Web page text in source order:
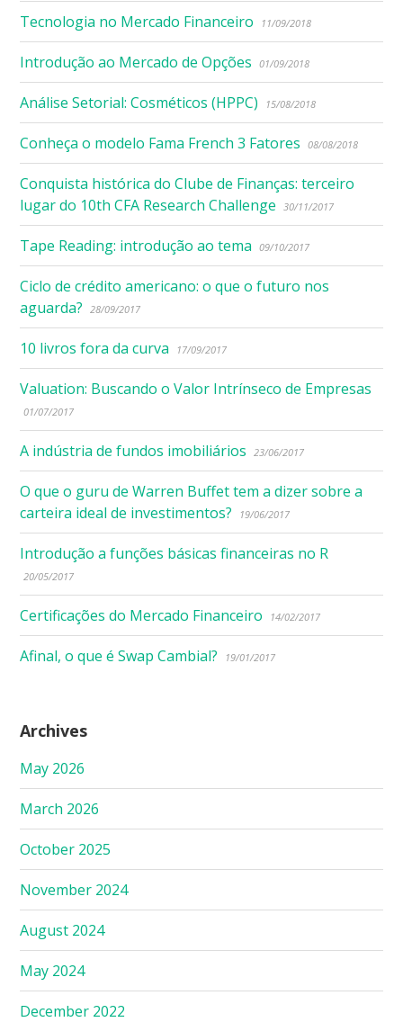
Tecnologia no Mercado Financeiro 11/09/2018
Introdução ao Mercado de Opções 01/09/2018
Análise Setorial: Cosméticos (HPPC) 15/08/2018
Conheça o modelo Fama French 3 Fatores 08/08/2018
Conquista histórica do Clube de Finanças: terceiro
lugar do 10th CFA Research Challenge
30/11/2017
Tape Reading: introdução ao tema 09/10/2017
Ciclo de crédito americano: o que o futuro nos
aguarda?
28/09/2017
10 livros fora da curva 17/09/2017
Valuation: Buscando o Valor Intrínseco de Empresas
01/07/2017
A indústria de fundos imobiliários 23/06/2017
O que o guru de Warren Buffet tem a dizer sobre a
carteira ideal de investimentos?
19/06/2017
Introdução a funções básicas financeiras no R
20/05/2017
Certificações do Mercado Financeiro 14/02/2017
Afinal, o que é Swap Cambial? 19/01/2017
Archives
May 2026
March 2026
October 2025
November 2024
August 2024
May 2024
December 2022